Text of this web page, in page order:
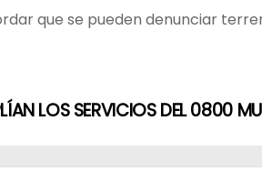
que se pueden denunciar
LOS SERVICIOS DEL 0800